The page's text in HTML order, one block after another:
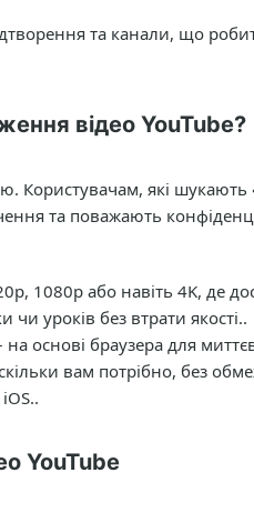
та канали, що
відео YouTube?
Користувачам, які
та поважають
1080p або навіть 4K, де
чи уроків без втрати якості..
основі браузера для
вам потрібно, без
YouTube